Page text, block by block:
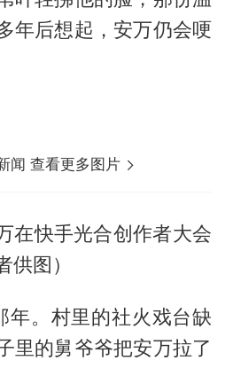
年后想起，安万仍会哽
闻 查看更多图片
在快手光合创作者大会
图）
年。村里的社火戏台缺
里的舅爷爷把安万拉了